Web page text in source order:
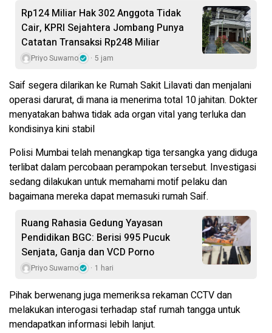
Rp124 Miliar Hak 302 Anggota Tidak
Cair, KPRI Sejahtera Jombang Punya
Catatan Transaksi Rp248 Miliar
Priyo Suwarno 5 jam
Saif segera dilarikan ke Rumah Sakit Lilavati dan menjalani
operasi darurat, di mana ia menerima total 10 jahitan. Dokter
menyatakan bahwa tidak ada organ vital yang terluka dan
kondisinya kini stabil
Polisi Mumbai telah menangkap tiga tersangka yang diduga
terlibat dalam percobaan perampokan tersebut. Investigasi
sedang dilakukan untuk memahami motif pelaku dan
bagaimana mereka dapat memasuki rumah Saif.
Ruang Rahasia Gedung Yayasan
Pendidikan BGC: Berisi 995 Pucuk
Senjata, Ganja dan VCD Porno
Priyo Suwarno 1 hari
Pihak berwenang juga memeriksa rekaman CCTV dan
melakukan interogasi terhadap staf rumah tangga untuk
mendapatkan informasi lebih lanjut.